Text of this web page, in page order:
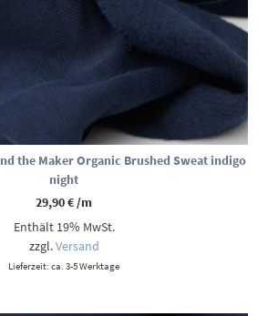
the Maker Organic Brushed Sweat indigo
night
29,90€/m
Enthält 19% MwSt.
zzgl.Versand
Lieferzeit: ca. 3-5 Werktage